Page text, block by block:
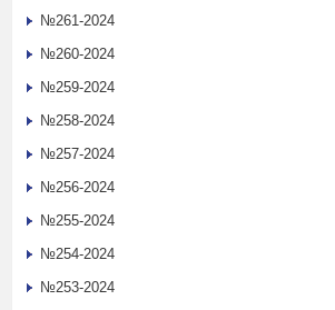
№261-2024
№260-2024
№259-2024
№258-2024
№257-2024
№256-2024
№255-2024
№254-2024
№253-2024